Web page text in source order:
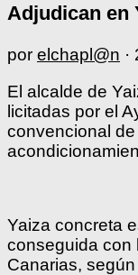
Adjudican en
por elchapl@n ·
El alcalde de
licitadas por el
convencional
Yaiza concreta
conseguida con
Canarias,